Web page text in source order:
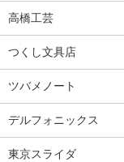
高橋工芸
つくし文具店
ツバメノート
デルフォニックス
東京スライダ